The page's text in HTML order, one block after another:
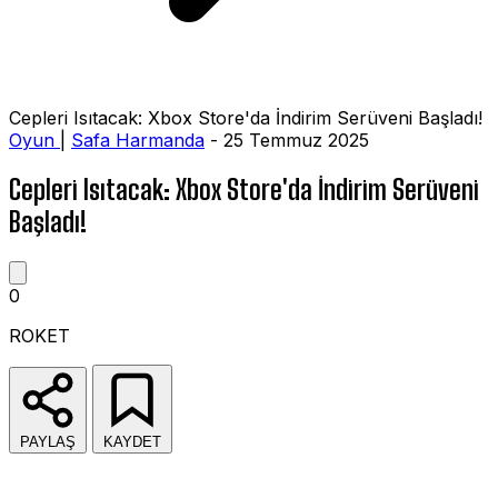
Cepleri Isıtacak: Xbox Store'da İndirim Serüveni Başladı!
Oyun
Safa Harmanda - 25 Temmuz 2025
Cepleri Isıtacak: Xbox Store'da İndirim Serüveni
Başladı!
0
ROKET
PAYLAŞ KAYDET